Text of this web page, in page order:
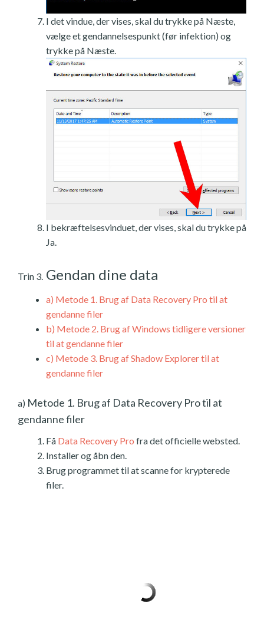
I det vindue, der vises, skal du trykke på Næste,
vælge et gendannelsespunkt (før infektion) og
trykke på Næste.
I bekræftelsesvinduet, der vises, skal du trykke på
Ja.
Trin 3. Gendan dine data
a) Metode 1. Brug af Data Recovery Pro til at
gendanne filer
b) Metode 2. Brug af Windows tidligere versioner
til at gendanne filer
c) Metode 3. Brug af Shadow Explorer til at
gendanne filer
a) Metode 1. Brug af Data Recovery Pro til at
gendanne filer
Få Data Recovery Pro fra det officielle websted.
Installer og åbn den.
Brug programmet til at scanne for krypterede
filer.